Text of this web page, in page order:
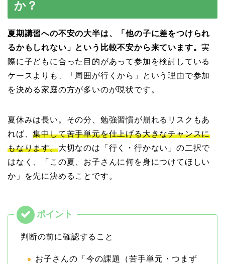
か？
夏期講習への不安の大半は、「他の子に差をつけられ
るかもしれない」という比較不安から来ています。実
際に子どもに合った目的があって参加を検討している
ケースよりも、「周囲が行くから」という理由で参加
を決める家庭の方が多いのが現状です。
夏休みは長い。その分、勉強習慣が崩れるリスクもあ
れば、集中して苦手単元を仕上げる大きなチャンスに
もなります。大切なのは「行く・行かない」の二択で
はなく、「この夏、お子さんに何を身につけてほしい
か」を先に決めることです。
判断の前に確認すること
お子さんの「今の課題（苦手単元・つまず